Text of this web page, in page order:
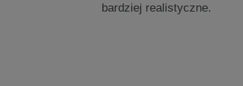
bardziej realistyczne.